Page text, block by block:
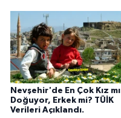
Nevşehir'de En Çok Kız mı
Doğuyor, Erkek mi? TÜİK
Verileri Açıklandı.